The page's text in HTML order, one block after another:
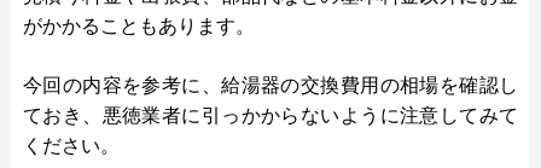
がかかることもあります。
今回の内容を参考に、給湯器の交換費用の相場を確認し
ておき、悪徳業者に引っかからないように注意してみて
ください。